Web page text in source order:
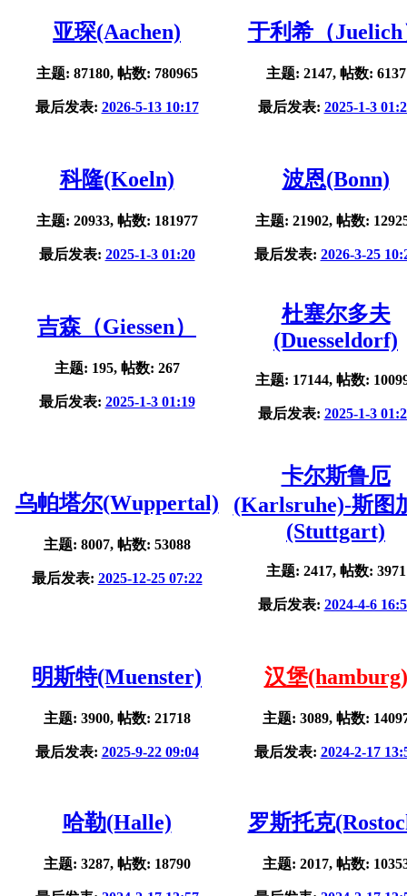
亚琛(Aachen)
主题: 87180, 帖数: 780965
最后发表: 2026-5-13 10:17
于利希（Juelich
主题: 2147, 帖数: 6137
最后发表: 2025-1-3
科隆(Koeln)
主题: 20933, 帖数: 181977
最后发表: 2025-1-3 01:20
波恩(Bonn)
主题: 21902, 帖数:
最后发表: 2026-3-25
吉森（Giessen）
主题: 195, 帖数: 267
最后发表: 2025-1-3 01:19
杜塞尔多夫
(Duesseldorf)
主题: 17144, 帖数:
最后发表: 2025-1-3
乌帕塔尔(Wuppertal)
主题: 8007, 帖数: 53088
最后发表: 2025-12-25 07:22
卡尔斯鲁厄
(Karlsruhe)-斯图
(Stuttgart)
主题: 2417, 帖数: 3971
最后发表: 2024-4-6
明斯特(Muenster)
主题: 3900, 帖数: 21718
最后发表: 2025-9-22 09:04
汉堡(hamburg)
主题: 3089, 帖数:
最后发表: 2024-2-17
哈勒(Halle)
主题: 3287, 帖数: 18790
罗斯托克
主题: 2017, 帖数: